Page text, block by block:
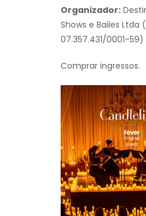
Organizador:
Shows e Bailes Ltda
07.357.431/0001-59)
Comprar ingressos.